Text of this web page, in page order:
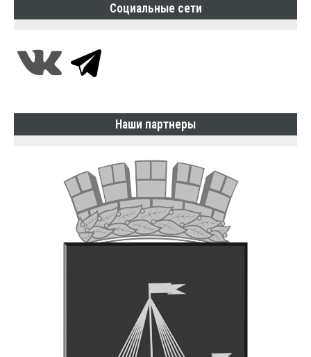
Социальные сети
Наши партнеры